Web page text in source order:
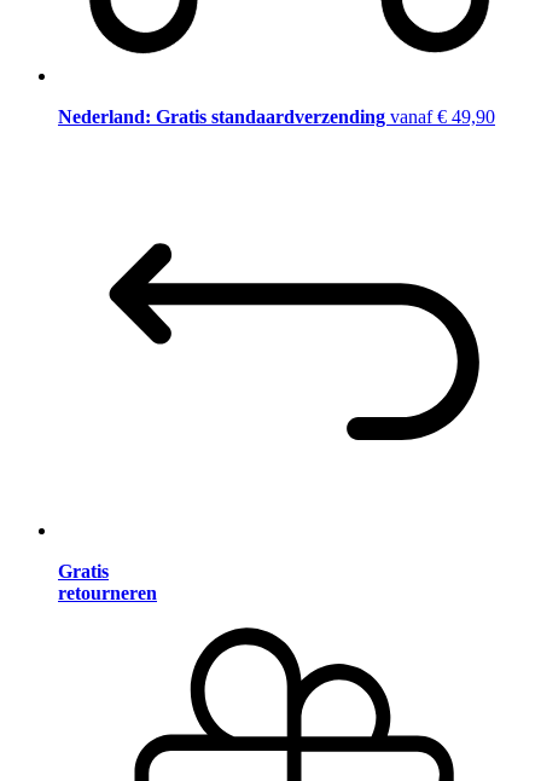
Nederland: Gratis standaardverzending vanaf € 49,90
Gratis
retourneren